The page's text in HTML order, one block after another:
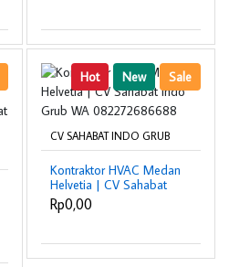
Hot New Sale
CV SAHABAT INDO GRUB
Kontraktor HVAC Medan
Helvetia | CV Sahabat
Indo Grub WA
082272686688
Rp0,00